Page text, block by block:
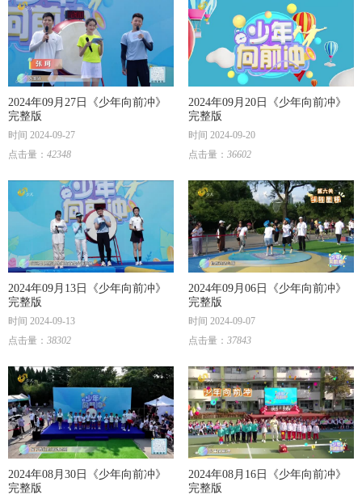
2024年09月27日《少年向前冲》
完整版
时间 2024-09-27
点击量： 42348
2024年09月20日《少年向前冲》
完整版
时间 2024-09-20
点击量： 36602
2024年09月13日《少年向前冲》
完整版
时间 2024-09-13
点击量： 38302
2024年09月06日《少年向前冲》
完整版
时间 2024-09-07
点击量： 37843
2024年08月30日《少年向前冲》
完整版
2024年08月16日《少年向前冲》
完整版